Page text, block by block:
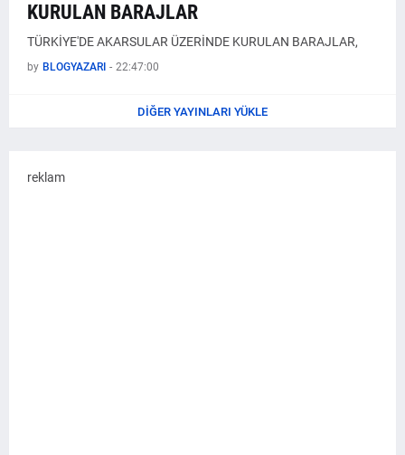
KURULAN BARAJLAR
TÜRKİYE'DE AKARSULAR ÜZERİNDE KURULAN BARAJLAR,
by BLOGYAZARI - 22:47:00
DIĞER YAYINLARI YÜKLE
reklam